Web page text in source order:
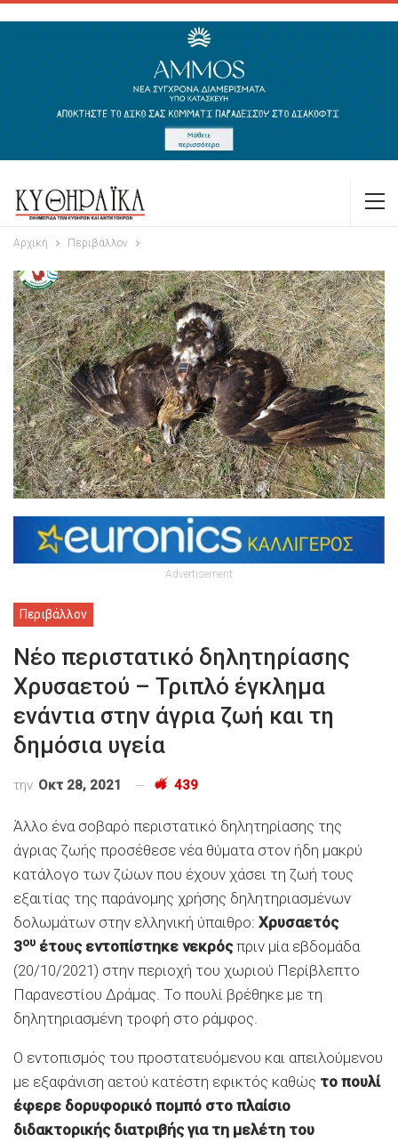
Αρχική Περιβάλλον
Advertisement
Περιβάλλον
Νέο περιστατικό δηλητηρίασης
Χρυσαετού – Τριπλό έγκλημα
ενάντια στην άγρια ζωή και τη
δημόσια υγεία
την Οκτ 28, 2021 439
Άλλο ένα σοβαρό περιστατικό δηλητηρίασης της
άγριας ζωής προσέθεσε νέα θύματα στον ήδη μακρύ
κατάλογο των ζώων που έχουν χάσει τη ζωή τους
εξαιτίας της παράνομης χρήσης δηλητηριασμένων
δολωμάτων στην ελληνική ύπαιθρο: Χρυσαετός
3ου έτους εντοπίστηκε νεκρόςπριν μία εβδομάδα
(20/10/2021) στην περιοχή του χωριού Περίβλεπτο
Παρανεστίου Δράμας. Το πουλί βρέθηκε με τη
δηλητηριασμένη τροφή στο ράμφος.
Ο εντοπισμός του προστατευόμενου και απειλούμενου
με εξαφάνιση αετού κατέστη εφικτός καθώς το πουλί
έφερε δορυφορικό πομπό στο πλαίσιο
διδακτορικής διατριβής για τη μελέτη του